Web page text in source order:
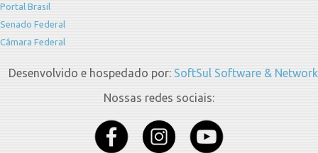
Portal Brasil
Senado Federal
Câmara Federal
Desenvolvido e hospedado por: SoftSul Software & Network
Nossas redes sociais: